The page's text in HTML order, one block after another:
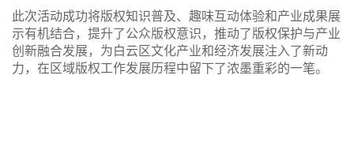
此次活动成功将版权知识普及、趣味互动体验和产业成果展
示有机结合，提升了公众版权意识，推动了版权保护与产业
创新融合发展，为白云区文化产业和经济发展注入了新动
力，在区域版权工作发展历程中留下了浓墨重彩的一笔。